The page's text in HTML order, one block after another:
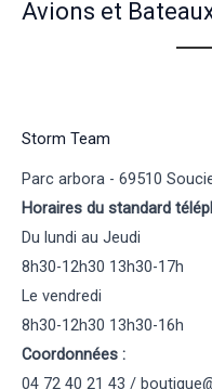
Avions et
Storm Team
Parc arbora - 69510
Horaires du standard
Du lundi au Jeudi
8h30-12h30 13h30-17h
Le vendredi
8h30-12h30 13h30-16h
Coordonnées :
04 72 40 21 43 /